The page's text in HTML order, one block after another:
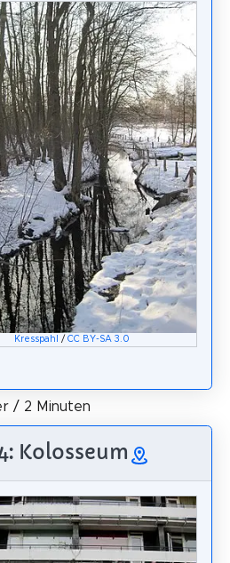
Kresspahl /CC BY-SA 3.0
/ 2 Minuten
Kolosseum